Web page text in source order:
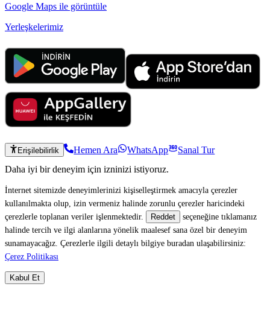
Google Maps ile görüntüle
Yerleşkelerimiz
Erişilebilirlik Hemen Ara WhatsApp
Sanal Tur
Daha iyi bir deneyim için izninizi istiyoruz.
İnternet sitemizde deneyimlerinizi kişiselleştirmek amacıyla çerezler
kullanılmakta olup, izin vermeniz halinde zorunlu çerezler haricindeki
çerezlerle toplanan veriler işlenmektedir.
Reddet
seçeneğine tıklamanız
halinde tercih ve ilgi alanlarına yönelik maalesef sana özel bir deneyim
sunamayacağız. Çerezlerle ilgili detaylı bilgiye buradan ulaşabilirsiniz:
Çerez Politikası
Kabul Et